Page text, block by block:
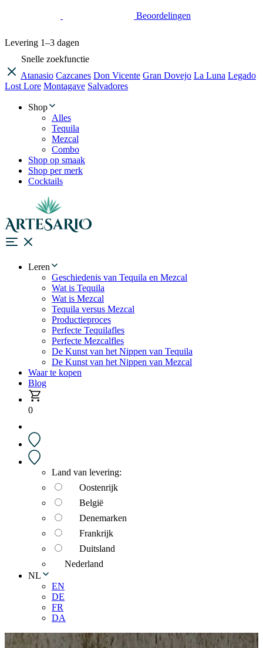
Beoordelingen
Levering 1–3 dagen
Snelle zoekfunctie
Atanasio Cazcanes Don Vicente Gran Dovejo La Luna Legado
Lost Lore Montagave Salvadores
Shop
Alles
Tequila
Mezcal
Combo
Shop op smaak
Shop per merk
Cocktails
Leren
Geschiedenis van Tequila en Mezcal
Wat is Tequila
Wat is Mezcal
Tequila versus Mezcal
Productieproces
Perfecte Tequilafles
Perfecte Mezcalfles
De Kunst van het Nippen van Tequila
De Kunst van het Nippen van Mezcal
Waar te kopen
Blog
0
Land van levering:
Oostenrijk
België
Denemarken
Frankrijk
Duitsland
Nederland
NL
EN
DE
FR
DA